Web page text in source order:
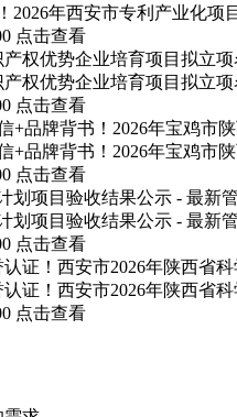
2026年西安市专利产业化
点击查看
产权优势企业培育项目拟立
产权优势企业培育项目拟立
点击查看
+品牌背书！2026年宝鸡市
+品牌背书！2026年宝鸡市
点击查看
划项目验收结果公示 - 最新
划项目验收结果公示 - 最新
点击查看
证！西安市2026年陕西省
证！西安市2026年陕西省
点击查看